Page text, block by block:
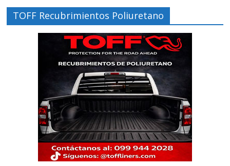
TOFF Recubrimientos Poliuretano